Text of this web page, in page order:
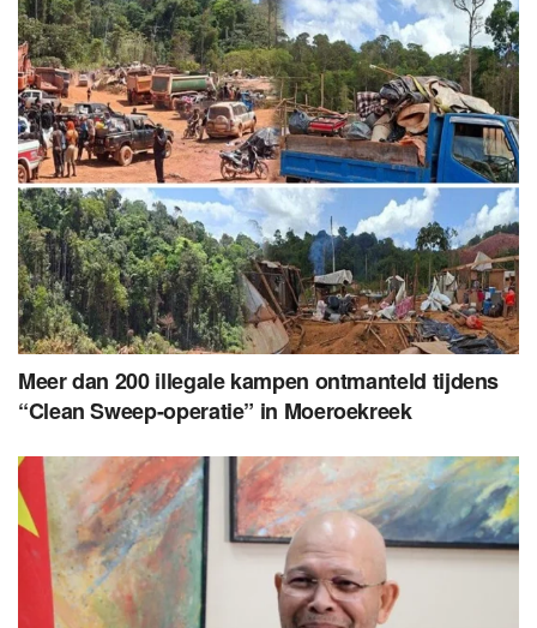
Meer dan 200 illegale kampen ontmanteld tijdens
“Clean Sweep-operatie” in Moeroekreek